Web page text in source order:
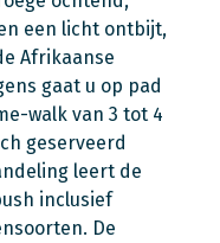
een licht ontbijt,
Afrikaanse
gaat u op pad
walk van 3 tot 4
geserveerd
leert de
inclusief
De